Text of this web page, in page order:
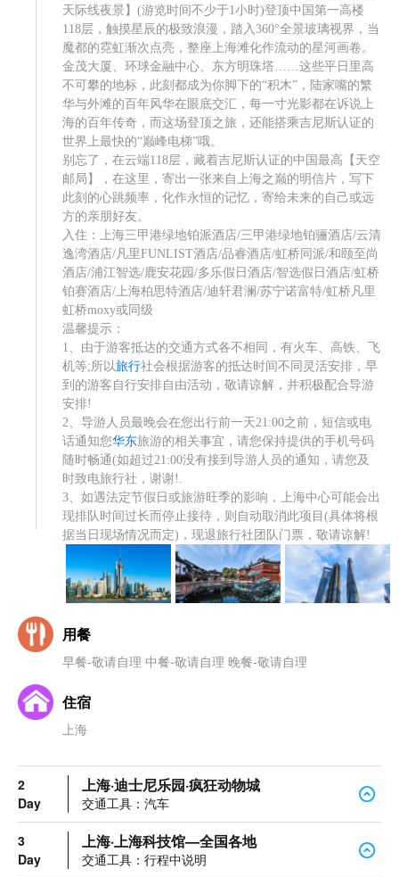
天际线夜景】(游览时间不少于1小时)登顶中国第一高楼
118层，触摸星辰的极致浪漫，踏入360°全景玻璃视界，当
魔都的霓虹渐次点亮，整座上海滩化作流动的星河画卷。
金茂大厦、环球金融中心、东方明珠塔……这些平日里高
不可攀的地标，此刻都成为你脚下的“积木”，陆家嘴的繁
华与外滩的百年风华在眼底交汇，每一寸光影都在诉说上
海的百年传奇，而这场登顶之旅，还能搭乘吉尼斯认证的
世界上最快的“巅峰电梯”哦。
别忘了，在云端118层，藏着吉尼斯认证的中国最高【天空
邮局】，在这里，寄出一张来自上海之巅的明信片，写下
此刻的心跳频率，化作永恒的记忆，寄给未来的自己或远
方的亲朋好友。
入住：上海三甲港绿地铂派酒店/三甲港绿地铂骊酒店/云清
逸湾酒店/凡里FUNLIST酒店/品睿酒店/虹桥同派/和颐至尚
酒店/浦江智选/鹿安花园/多乐假日酒店/智选假日酒店/虹桥
铂赛酒店/上海柏思特酒店/迪轩君澜/苏宁诺富特/虹桥凡里
虹桥moxy或同级
温馨提示：
1、由于游客抵达的交通方式各不相同，有火车、高铁、飞
机等;所以旅行社会根据游客的抵达时间不同灵活安排，早
到的游客自行安排自由活动，敬请谅解，并积极配合导游
安排!
2、导游人员最晚会在您出行前一天21:00之前，短信或电
话通知您华东旅游的相关事宜，请您保持提供的手机号码
随时畅通(如超过21:00没有接到导游人员的通知，请您及
时致电旅行社，谢谢!.
3、如遇法定节假日或旅游旺季的影响，上海中心可能会出
现排队时间过长而停止接待，则自动取消此项目(具体将根
据当日现场情况而定)，现退旅行社团队门票，敬请谅解!
用餐
早餐-敬请自理 中餐-敬请自理 晚餐-敬请自理
住宿
上海
2
Day
上海·迪士尼乐园·疯狂动物城
交通工具：汽车
3
Day
上海·上海科技馆—全国各地
交通工具：行程中说明